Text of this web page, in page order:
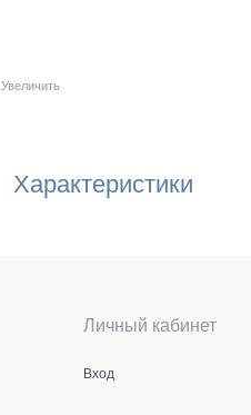
Увеличить
Характеристики
Личный кабинет
Вход